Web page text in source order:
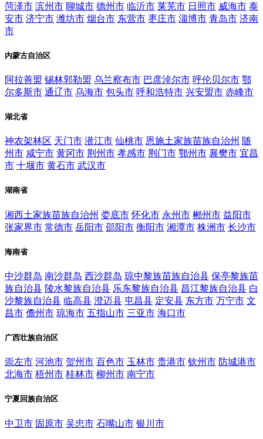
菏泽市 滨州市 聊城市 德州市 临沂市 莱芜市 日照市 威海市 泰
安市 济宁市 潍坊市 烟台市 东营市 枣庄市 淄博市 青岛市 济南
市
内蒙古自治区
阿拉善盟 锡林郭勒盟 乌兰察布市 巴彦淖尔市 呼伦贝尔市 鄂
尔多斯市 通辽市 乌海市 包头市 呼和浩特市 兴安盟市 赤峰市
湖北省
神农架林区 天门市 潜江市 仙桃市 恩施土家族苗族自治州 随
州市 咸宁市 黄冈市 荆州市 孝感市 荆门市 鄂州市 襄樊市 宜昌
市 十堰市 黄石市 武汉市
湖南省
湘西土家族苗族自治州 娄底市 怀化市 永州市 郴州市 益阳市
张家界市 常德市 岳阳市 邵阳市 衡阳市 湘潭市 株洲市 长沙市
海南省
中沙群岛 南沙群岛 西沙群岛 琼中黎族苗族自治县 保亭黎族苗
族自治县 陵水黎族自治县 乐东黎族自治县 昌江黎族自治县 白
沙黎族自治县 临高县 澄迈县 屯昌县 定安县 东方市 万宁市 文
昌市 儋州市 琼海市 五指山市 三亚市 海口市
广西壮族自治区
崇左市 河池市 贺州市 百色市 玉林市 贵港市 钦州市 防城港市
北海市 梧州市 桂林市 柳州市 南宁市
宁夏回族自治区
中卫市 固原市 吴忠市 石嘴山市 银川市